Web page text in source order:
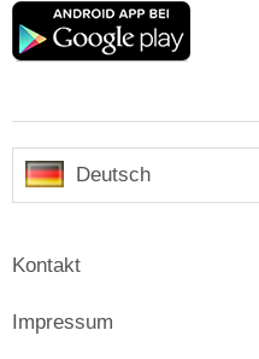
Google
Deutsch
Kontakt
Impressum